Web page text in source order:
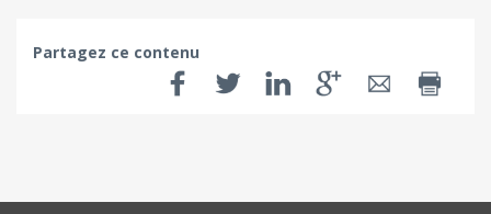
Partagez ce contenu